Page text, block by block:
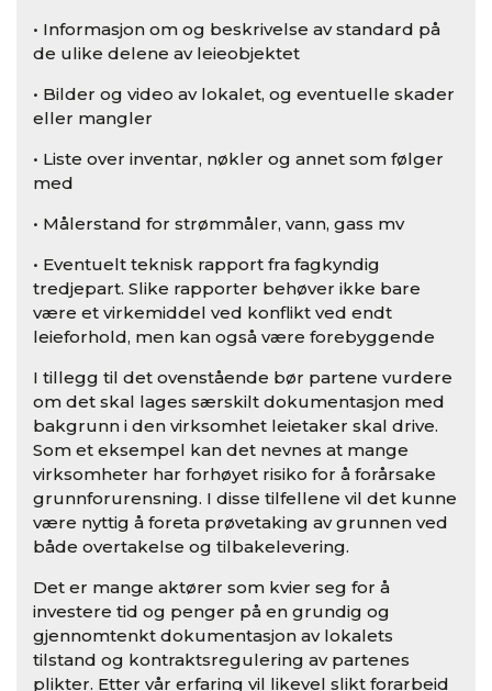
• Informasjon om og beskrivelse av standard på
de ulike delene av leieobjektet
• Bilder og video av lokalet, og eventuelle skader
eller mangler
• Liste over inventar, nøkler og annet som følger
med
• Målerstand for strømmåler, vann, gass mv
• Eventuelt teknisk rapport fra fagkyndig
tredjepart. Slike rapporter behøver ikke bare
være et virkemiddel ved konflikt ved endt
leieforhold, men kan også være forebyggende
I tillegg til det ovenstående bør partene vurdere
om det skal lages særskilt dokumentasjon med
bakgrunn i den virksomhet leietaker skal drive.
Som et eksempel kan det nevnes at mange
virksomheter har forhøyet risiko for å forårsake
grunnforurensning. I disse tilfellene vil det kunne
være nyttig å foreta prøvetaking av grunnen ved
både overtakelse og tilbakelevering.
Det er mange aktører som kvier seg for å
investere tid og penger på en grundig og
gjennomtenkt dokumentasjon av lokalets
tilstand og kontraktsregulering av partenes
plikter. Etter vår erfaring vil likevel slikt forarbeid